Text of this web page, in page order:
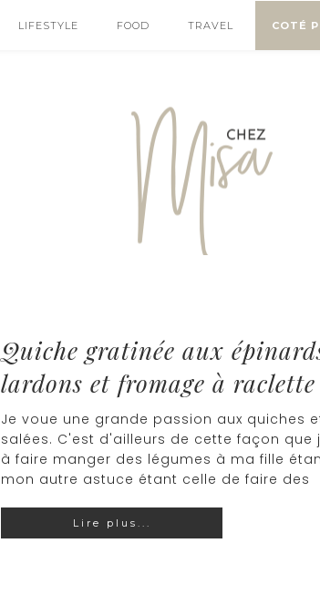
LIFESTYLE FOOD TRAVEL COTÉ
Quiche gratinée aux
lardons et fromage à raclette
Je voue une grande passion aux quiches
salées. C'est d'ailleurs de cette façon que
à faire manger des légumes à ma fille
mon autre astuce étant celle de faire des
Lire plus...